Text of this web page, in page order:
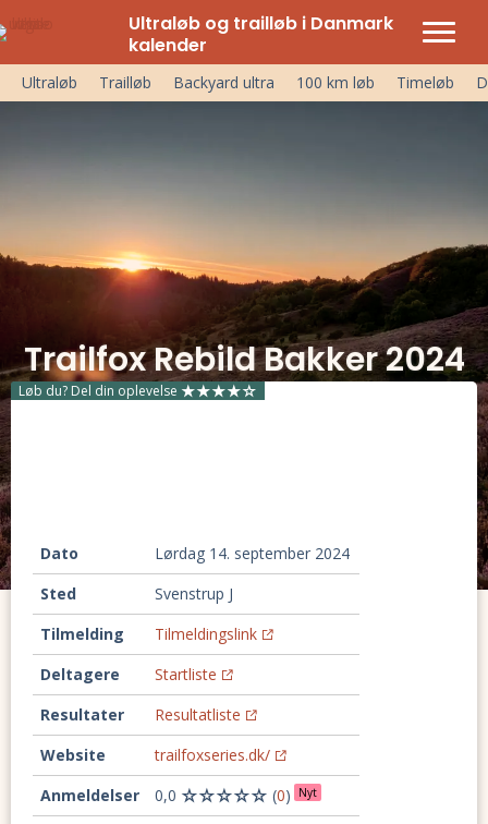
Ultraløb og trailløb i Danmark
kalender
Ultraløb Trailløb Backyard ultra 100 km løb Timeløb
Trailfox Rebild Bakker 2024
Løb du? Del din oplevelse
Dato
lørdag 14. september 2024
Sted
Svenstrup J
Tilmelding
Tilmeldingslink
Deltagere
Startliste
Resultater
Resultatliste
Website
trailfoxseries.dk/
Anmeldelser
0,0 (0) Nyt